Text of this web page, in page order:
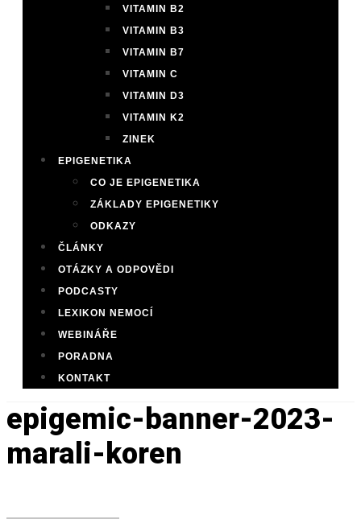
VITAMIN B2
VITAMIN B3
VITAMIN B7
VITAMIN C
VITAMIN D3
VITAMIN K2
ZINEK
EPIGENETIKA
CO JE EPIGENETIKA
ZÁKLADY EPIGENETIKY
ODKAZY
ČLÁNKY
OTÁZKY A ODPOVĚDI
PODCASTY
LEXIKON NEMOCÍ
WEBINÁŘE
PORADNA
KONTAKT
epigemic-banner-2023-
marali-koren